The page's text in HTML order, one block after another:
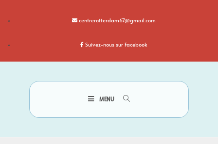
centrerotterdam67@gmail.com
Suivez-nous sur Facebook
MENU